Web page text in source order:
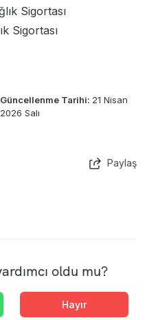
Sigortası
Sigortası
Güncellenme Tarihi: 21 Nisan
2026 Salı
Paylaş
oldu mu?
Hayır